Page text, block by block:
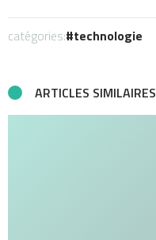
catégories: technologie
ARTICLES SIMILAIRES